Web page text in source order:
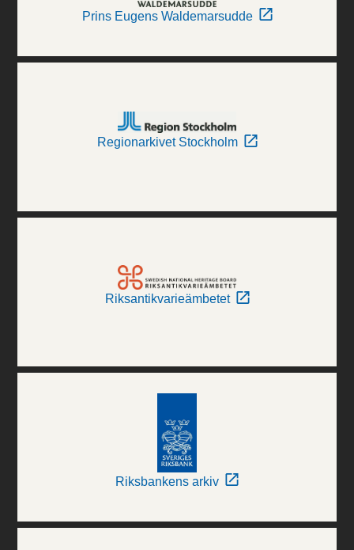
Prins Eugens Waldemarsudde
Regionarkivet Stockholm
Riksantikvarieämbetet
Riksbankens arkiv